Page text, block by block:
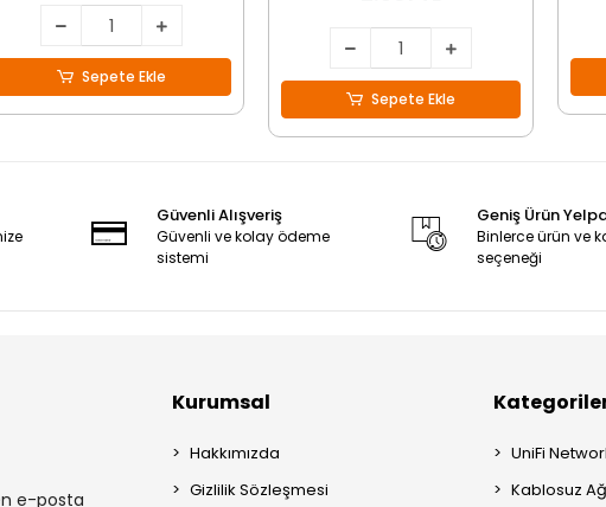
Sepete Ekle
Sepete Ekle
Güvenli Alışveriş
Güvenli ve kolay ödeme
sistemi
Geniş Ürün
Binlerce ürün ve
seçeneği
e-posta
Kurumsal
Hakkımızda
Gizlilik Sözleşmesi
UniFi
Kablosuz